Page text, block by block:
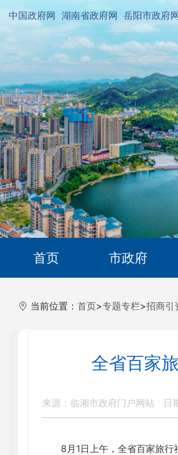
中国政府网 湖南省政府网 岳阳市政府
首页 市政府
当前位置： 首页>专题专栏>招商引
全省百家
来源：临湘市政府门户网站 日
8月1日上午，全省百家旅行